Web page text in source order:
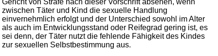
Gericht von Strafe nach dieser Vorschrift absehen, wenn
zwischen Täter und Kind die sexuelle Handlung
einvernehmlich erfolgt und der Unterschied sowohl im Alter
als auch im Entwicklungsstand oder Reifegrad gering ist, es
sei denn, der Täter nutzt die fehlende Fähigkeit des Kindes
zur sexuellen Selbstbestimmung aus.